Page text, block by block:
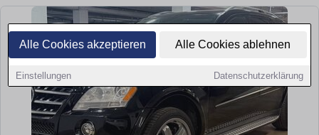
Alle Cookies akzeptieren Alle Cookies ablehnen
Einstellungen Datenschutzerklärung